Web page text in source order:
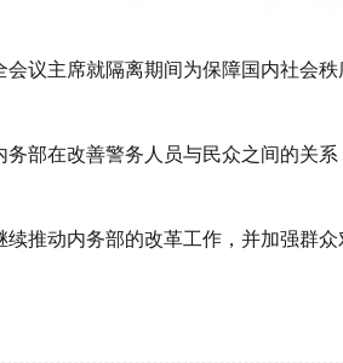
议主席就隔离期间为保障国内社会
务部在改善警务人员与民众之间的关
推动内务部的改革工作，并加强群众